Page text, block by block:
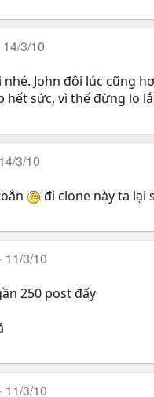
14/3/10
John đôi lúc cũng
hết sức, vì thế đừng lo
14/3/10
đi clone này ta lại
11/3/10
250 post đấy
11/3/10